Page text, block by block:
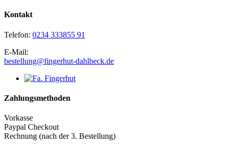
Kontakt
Telefon: 0234 333855 91
E-Mail:
bestellung@fingerhut-dahlbeck.de
Zahlungsmethoden
Vorkasse
Paypal Checkout
Rechnung (nach der 3. Bestellung)